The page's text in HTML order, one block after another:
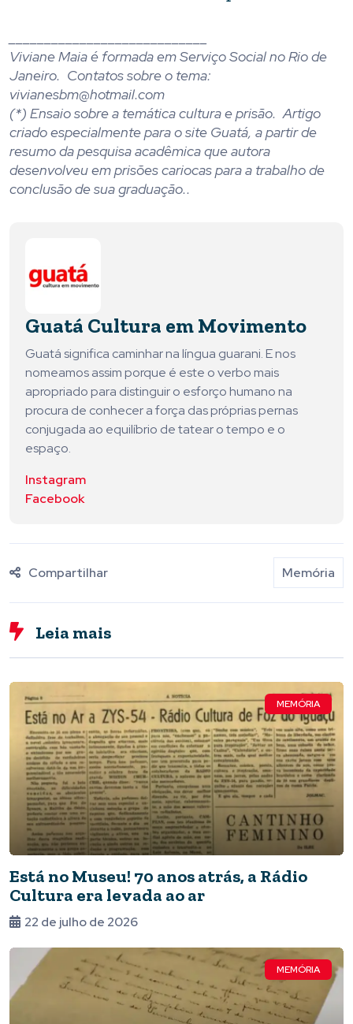
Viviane Maia é formada em Serviço Social no Rio de
Janeiro. Contatos sobre o tema:
vivianesbm@hotmail.com
(*) Ensaio sobre a temática cultura e prisão. Artigo
criado especialmente para o site Guatá, a partir de
resumo da pesquisa acadêmica que autora
desenvolveu em prisões cariocas para a trabalho de
conclusão de sua graduação..
Guatá Cultura em Movimento
Guatá significa caminhar na língua guarani. E nos
nomeamos assim porque é este o verbo mais
apropriado para distinguir o esforço humano na
procura de conhecer a força das próprias pernas
conjugada ao equilíbrio de tatear o tempo e o
espaço.
Instagram
Facebook
Compartilhar Memória
Leia mais
MEMÓRIA
Está no Museu! 70 anos atrás, a Rádio
Cultura era levada ao ar
22 de julho de 2026
MEMÓRIA